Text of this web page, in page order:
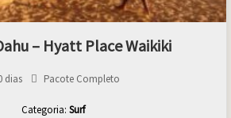
– Hyatt Place Waikiki
dias Pacote Completo
Categoria: Surf